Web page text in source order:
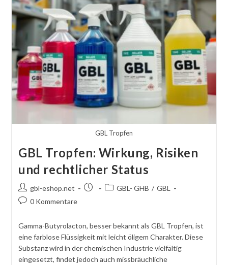
Deutschland
GBL Tropfen
GBL Tropfen: Wirkung, Risiken
und rechtlicher Status
Autor
des
gbl-eshop.net
BeitragBeitragskategorie:
GBL- GHB / GBL
Kommentare
0 Kommentare
Gamma-Butyrolacton, besser bekannt als GBL Tropfen, ist
eine farblose Flüssigkeit mit leicht öligem Charakter. Diese
Substanz wird in der chemischen Industrie vielfältig
eingesetzt, findet jedoch auch missbräuchliche